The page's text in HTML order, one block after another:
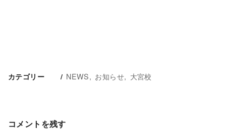
カテゴリー NEWS お知らせ 大宮校
コメントを残す